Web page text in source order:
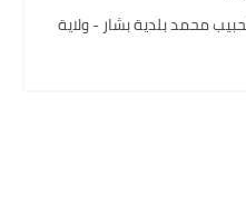
محمد بلدية بشار - ولاية